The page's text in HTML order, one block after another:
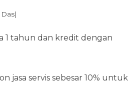
1 tahun dan kredit dengan
jasa servis sebesar 10% untuk